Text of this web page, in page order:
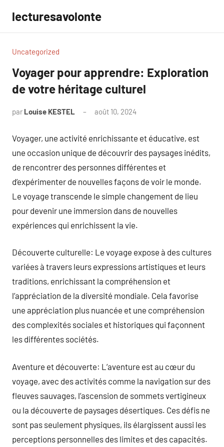
contenu
lecturesavolonte
Uncategorized
Voyager pour apprendre: Exploration
de votre héritage culturel
par Louise KESTEL août 10, 2024
Voyager, une activité enrichissante et éducative, est
une occasion unique de découvrir des paysages inédits,
de rencontrer des personnes différentes et
d’expérimenter de nouvelles façons de voir le monde.
Le voyage transcende le simple changement de lieu
pour devenir une immersion dans de nouvelles
expériences qui enrichissent la vie.
Découverte culturelle: Le voyage expose à des cultures
variées à travers leurs expressions artistiques et leurs
traditions, enrichissant la compréhension et
l’appréciation de la diversité mondiale. Cela favorise
une appréciation plus nuancée et une compréhension
des complexités sociales et historiques qui façonnent
les différentes sociétés.
Aventure et découverte: L’aventure est au cœur du
voyage, avec des activités comme la navigation sur des
fleuves sauvages, l’ascension de sommets vertigineux
ou la découverte de paysages désertiques. Ces défis ne
sont pas seulement physiques, ils élargissent aussi les
perceptions personnelles des limites et des capacités.